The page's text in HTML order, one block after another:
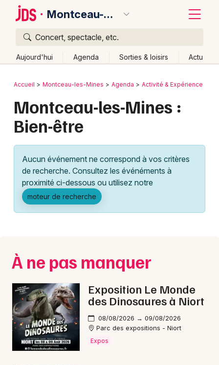
Montceau-les-Mines
Concert, spectacle, etc.
Aujourd'hui Agenda Sorties & loisirs Actu
Publier un événement
Grands événements
Activité & Expérience
Manifestations
Foires & salons
Concerts
Sports
Soirées
Sorties famille
Bordeaux
Colmar
Lille
Lyon
Marseille
Mulhouse
Nice
Paris
Strasbourg
Toulouse
Toutes les villes
Retour
Accueil Montceau-les-Mines Agenda Activité & Expérience
Montceau-les-Mines :
Bien-être
Aucun événement ne correspond à vos critères
de recherche. Consultez les événéments à
proximité ci-dessous ou utilisez notre
moteur de recherche
À ne pas manquer
Exposition Le Monde
des Dinosaures à Niort
08/08/2026 → 09/08/2026
Parc des expositions - Niort
Expos
Quoi ?
Où ?
Bourgogne
Partout Près de moi Changer de lieu
Quand ?
Aujourd'hui
Demain Ce week-end Autre